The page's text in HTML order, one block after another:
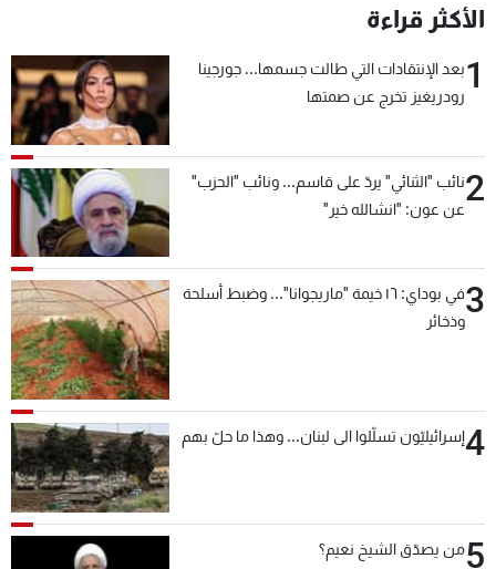
الأكثر قراءة
1بعد الإنتقادات التي طالت جسمها... جورجينا
رودريغيز تخرج عن صمتها
2نائب "الثنائي" يردّ على قاسم... ونائب "الحزب"
عن عون: "انشالله خير"
3
في بوداي: ١٦ خيمة "ماريجوانا"... وضبط أسلحة
وذخائر
4إسرائيليّون تسلّلوا الى لبنان... وهذا ما حلّ بهم
5من يصدّق الشيخ نعيم؟